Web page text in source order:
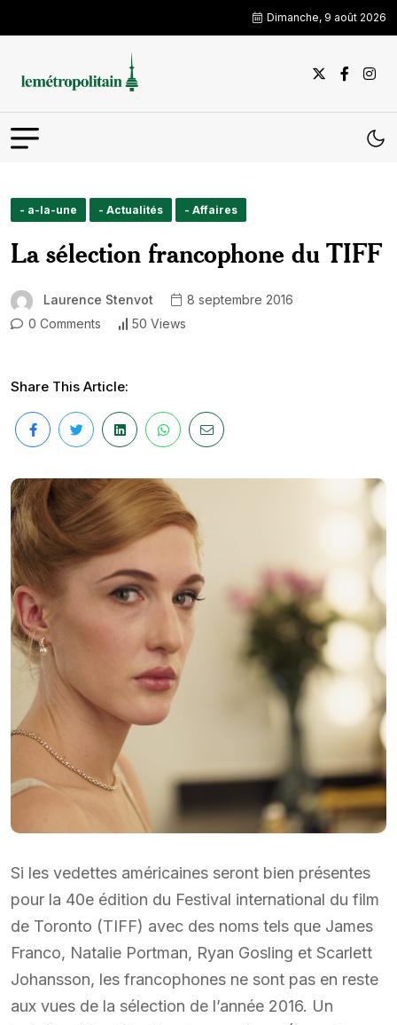
Dimanche, 9 août 2026
- a-la-une - Actualités - Affaires
La sélection francophone du TIFF
Laurence Stenvot
8 septembre 2016
0 Comments
50 Views
Share This Article:
Si les vedettes américaines seront bien présentes
pour la 40e édition du Festival international du film
de Toronto (TIFF) avec des noms tels que James
Franco, Natalie Portman, Ryan Gosling et Scarlett
Johansson, les francophones ne sont pas en reste
aux vues de la sélection de l’année 2016. Un